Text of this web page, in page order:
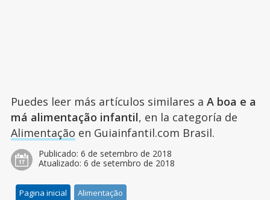
Puedes leer más artículos similares a A boa e a
má alimentação infantil, en la categoría de
Alimentação en Guiainfantil.com Brasil.
Publicado: 6 de setembro de 2018
Atualizado: 6 de setembro de 2018
Pagina inicial Alimentação